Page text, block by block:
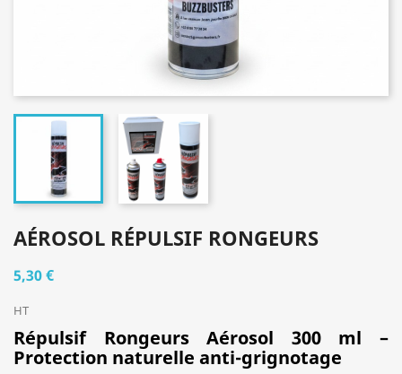
AÉROSOL RÉPULSIF RONGEURS
5,30 €
HT
Répulsif Rongeurs Aérosol 300 ml –
Protection naturelle anti-grignotage